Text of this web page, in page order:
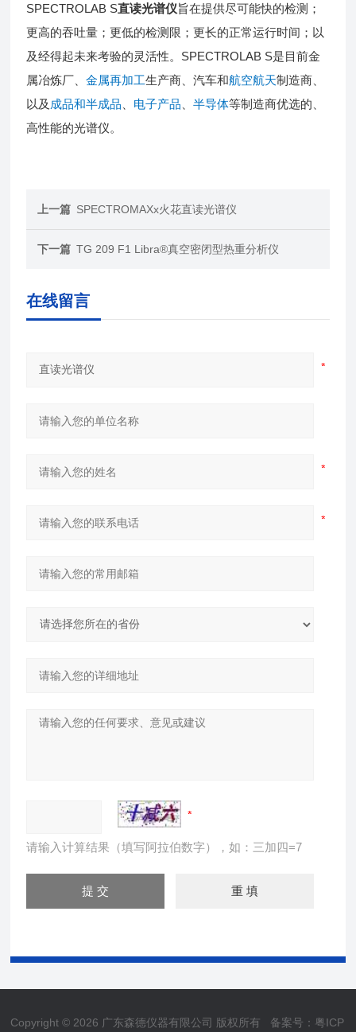
SPECTROLAB S直读光谱仪旨在提供尽可能快的检测；
更高的吞吐量；更低的检测限；更长的正常运行时间；以
及经得起未来考验的灵活性。 SPECTROLAB S是目前金
属冶炼厂、金属再加工生产商、汽车和航空航天制造商、
以及 成品和半成品 电子产品 、半导体等制造商优选的、
高性能的光谱仪。
上一篇 SPECTROMAXx火花直读光谱仪
下一篇 TG 209 F1 Libra®真空密闭型热重分析仪
在线留言
请输入计算结果（填写阿拉伯数字），如：三加四=7
Copyright © 2026 广东森德仪器有限公司 版权所有 备案号：粤ICP